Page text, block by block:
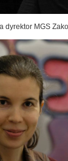
dyrektor MGS